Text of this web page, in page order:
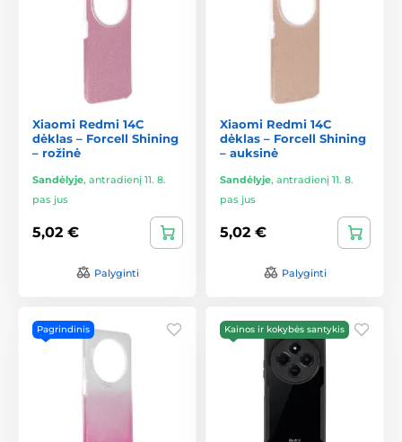
Xiaomi Redmi 14C
dėklas – Forcell Shining
– rožinė
Sandėlyje, antradienį 11. 8.
pas jus
5,02 €
Palyginti
Xiaomi Redmi 14C
dėklas – Forcell Shining
– auksinė
Sandėlyje, antradienį 11. 8.
pas jus
5,02 €
Palyginti
Pagrindinis Kainos ir kokybės santykis